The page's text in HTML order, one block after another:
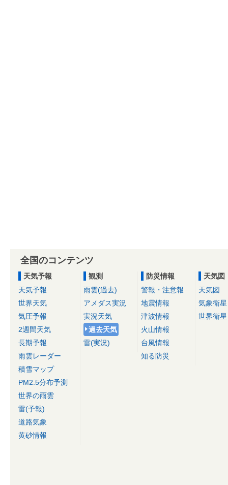
全国のコンテンツ
天気予報
天気予報
世界天気
気圧予報
2週間天気
長期予報
雨雲レーダー
積雪マップ
PM2.5分布予測
世界の雨雲
雷(予報)
道路気象
黄砂情報
観測
雨雲(過去)
アメダス実況
実況天気
過去天気
雷(実況)
防災情報
警報・注意報
地震情報
津波情報
火山情報
台風情報
知る防災
天気図
天気図
気象衛星
世界衛星